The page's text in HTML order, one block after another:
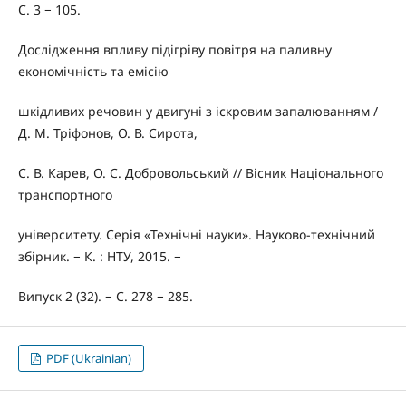
С. 3 − 105.
Дослідження впливу підігріву повітря на паливну
економічність та емісію
шкідливих речовин у двигуні з іскровим запалюванням /
Д. М. Тріфонов, О. В. Сирота,
С. В. Карев, О. С. Добровольський // Вісник Національного
транспортного
університету. Серія «Технічні науки». Науково-технічний
збірник. − К. : НТУ, 2015. −
Випуск 2 (32). − C. 278 − 285.
PDF (Ukrainian)